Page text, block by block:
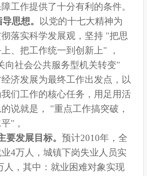
工作提供了十分有利的条件。
导思想。
以党的十七大精神为
落实科学发展观，坚持"把思
、把工作统一到创新上" ，
向社会公共服务型机关转变"
经济发展为最终工作出发点，以
们工作的核心任务，用足用活
说就是， "重点工作搞突破，
" 。
要发展目标。预计2010年，全
4万人，城镇下岗失业人员实
人，其中：就业困难对象实现